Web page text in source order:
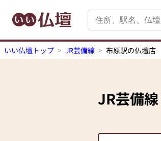
いい仏壇トップ JR芸備線 布原駅の仏壇店
JR芸備線